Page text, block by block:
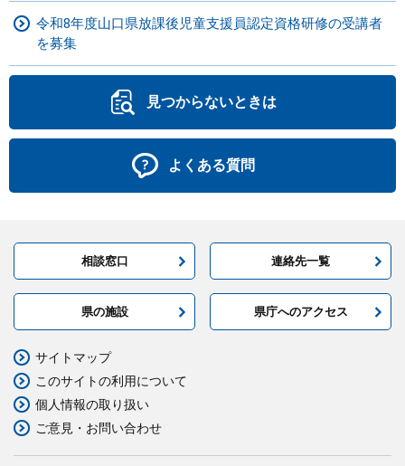
令和8年度山口県放課後児童支援員認定資格研修の受講者
を募集
見つからないときは
よくある質問
相談窓口 連絡先一覧
県の施設 県庁へのアクセス
サイトマップ
このサイトの利用について
個人情報の取り扱い
ご意見・お問い合わせ